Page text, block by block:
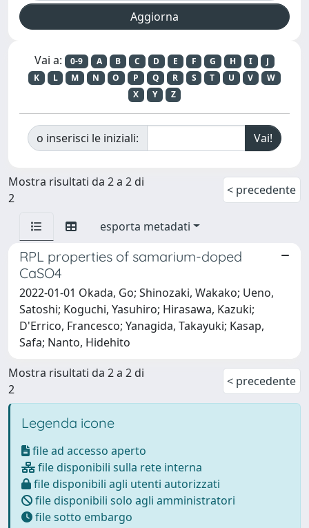
Vai a: 0-9 A B C D E F G H I
J
K
L M N O P Q R S T U V
W
X
Y Z
o inserisci le iniziali:
Mostra risultati da 2 a 2 di
2
< precedente
esporta metadati
RPL properties of samarium-doped
CaSO4
2022-01-01 Okada, Go; Shinozaki, Wakako; Ueno,
Satoshi; Koguchi, Yasuhiro; Hirasawa, Kazuki;
D'Errico, Francesco; Yanagida, Takayuki; Kasap,
Safa; Nanto, Hidehito
Mostra risultati da 2 a 2 di
2
< precedente
Legenda icone
file ad accesso aperto
file disponibili sulla rete interna
file disponibili agli utenti autorizzati
file disponibili solo agli amministratori
file sotto embargo